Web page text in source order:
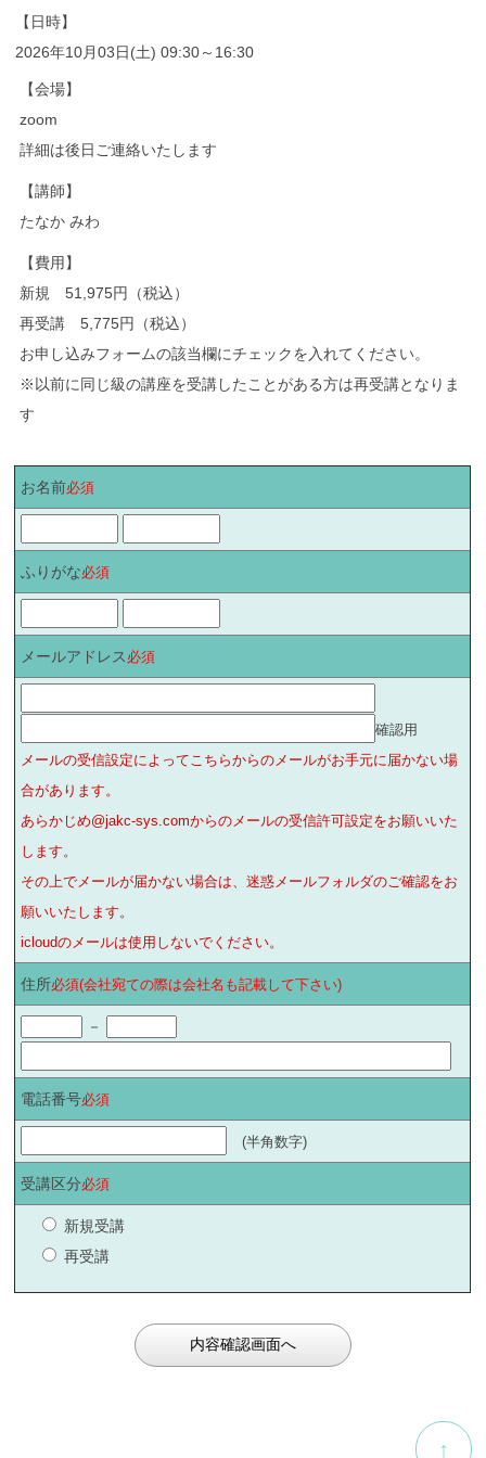
【日時】
2026年10月03日(土) 09:30～16:30
【会場】
zoom
詳細は後日ご連絡いたします
【講師】
たなか みわ
【費用】
新規 51,975円（税込）
再受講 5,775円（税込）
お申し込みフォームの該当欄にチェックを入れてください。
※以前に同じ級の講座を受講したことがある方は再受講となりま
す
お名前必須
ふりがな必須
メールアドレス 必須
確認用
メールの受信設定によってこちらからのメールがお手元に届かない場
合があります。
あらかじめ@jakc-sys.comからのメールの受信許可設定をお願いいた
します。
その上でメールが届かない場合は、迷惑メールフォルダのご確認をお
願いいたします。
icloudのメールは使用しないでください。
住所必須(会社宛ての際は会社名も記載して下さい)
－
電話番号必須
(半角数字)
受講区分必須
新規受講
再受講
↑